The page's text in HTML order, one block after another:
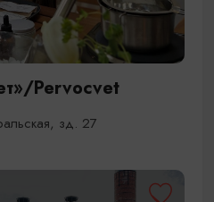
Pervocvet
зд. 27